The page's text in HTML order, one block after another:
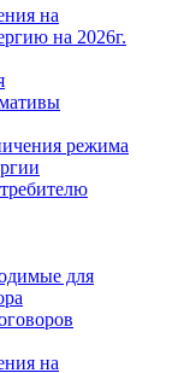
на
на 2026г.
режима
для
на